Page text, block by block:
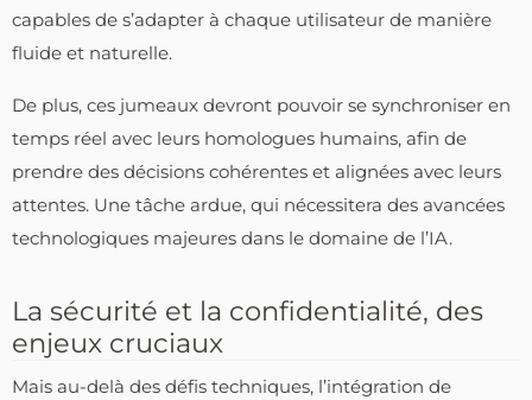
capables de s’adapter à chaque utilisateur de manière
fluide et naturelle.
De plus, ces jumeaux devront pouvoir se synchroniser en
temps réel avec leurs homologues humains, afin de
prendre des décisions cohérentes et alignées avec leurs
attentes. Une tâche ardue, qui nécessitera des avancées
technologiques majeures dans le domaine de l’IA.
La sécurité et la confidentialité, des
enjeux cruciaux
Mais au-delà des défis techniques, l’intégration de